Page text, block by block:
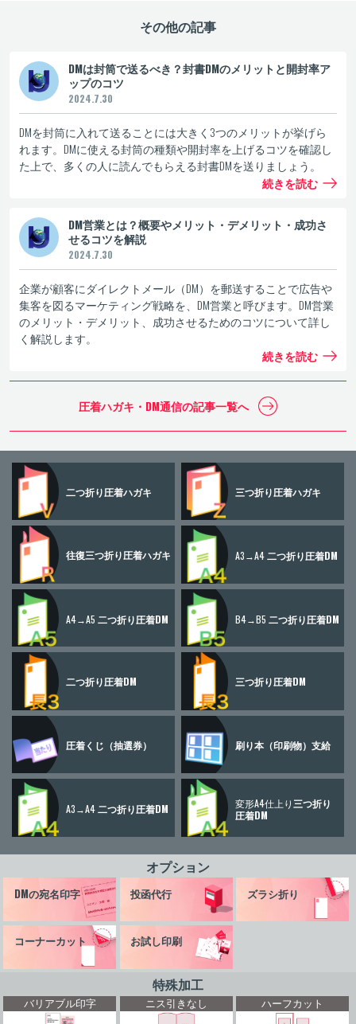
その他の記事
DMは封筒で送るべき？封書DMのメリットと開封率ア
ップのコツ
2024.7.30
DMを封筒に入れて送ることには大きく3つのメリットが挙げら
れます。DMに使える封筒の種類や開封率を上げるコツを確認し
た上で、多くの人に読んでもらえる封書DMを送りましょう。
続きを読む
DM営業とは？概要やメリット・デメリット・成功さ
せるコツを解説
2024.7.30
企業が顧客にダイレクトメール（DM）を郵送することで広告や
集客を図るマーケティング戦略を、DM営業と呼びます。DM営業
のメリット・デメリット、成功させるためのコツについて詳し
く解説します。
続きを読む
圧着ハガキ・DM通信の記事一覧へ
二つ折り圧着ハガキ 三つ折り圧着ハガキ
往復三つ折り圧着ハガキ A3→A4二つ折り圧着DM
A4→A5 二つ折り圧着DM B4→B5 二つ折り圧着DM
二つ折り圧着DM 三つ折り圧着DM
圧着くじ （抽選券） 刷り本（印刷物） 支給
A3→A4二つ折り圧着DM 変形A4仕上り 三つ折り
圧着DM
オプション
DMの宛名印字 投函代行 ズラシ折り
コーナーカット お試し印刷
特殊加工
バリアブル印字 ニス引きなし ハーフカット